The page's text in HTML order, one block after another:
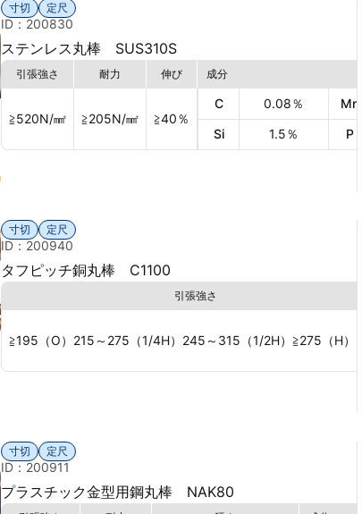
寸切 定尺
ID：200830
ステンレス丸棒 SUS310S
引張強さ
≧520N/㎟
耐力
≧205N/㎟
伸び
≧40％
成分
C 0.08％
Si 1.5％
Mn
P
寸切 定尺
ID：200940
タフピッチ銅丸棒 C1100
引張強さ
≧195（O）215～275（1/4H）245～315（1/2H）≧275（H）
寸切 定尺
ID：200911
プラスチック金型用鋼丸棒 NAK80